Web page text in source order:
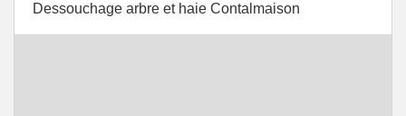
Dessouchage arbre et haie Contalmaison